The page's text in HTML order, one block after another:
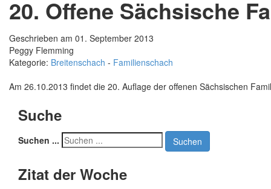
20. Offene Sächsische
Geschrieben am 01. September 2013
Peggy Flemming
Kategorie: Breitenschach - Familienschach
Am 26.10.2013 findet die 20. Auflage der offenen Sächsischen
Suche
Suchen ... Suchen
Zitat der Woche